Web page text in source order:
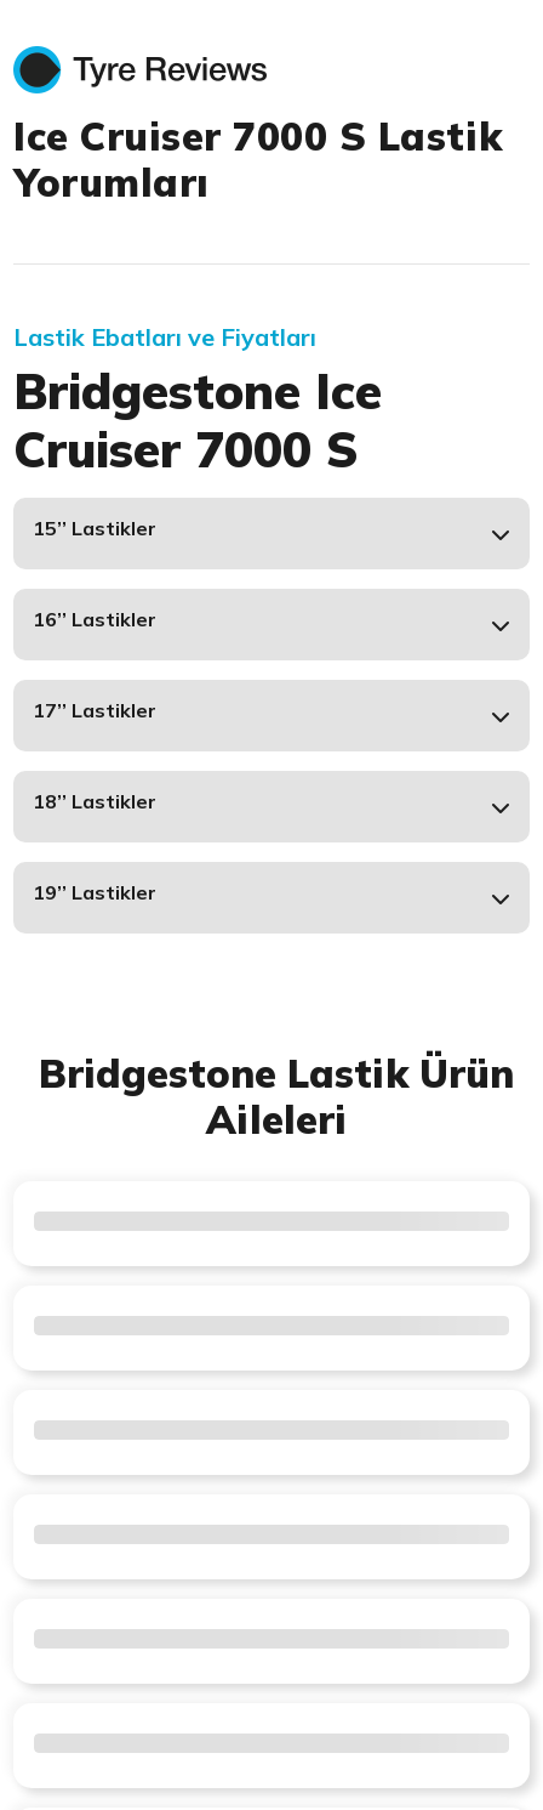
Ice Cruiser 7000 S Lastik
Yorumları
Lastik Ebatları ve Fiyatları
Bridgestone Ice
Cruiser 7000 S
15’’ Lastikler
16’’ Lastikler
17’’ Lastikler
18’’ Lastikler
19’’ Lastikler
Bridgestone Lastik Ürün
Aileleri